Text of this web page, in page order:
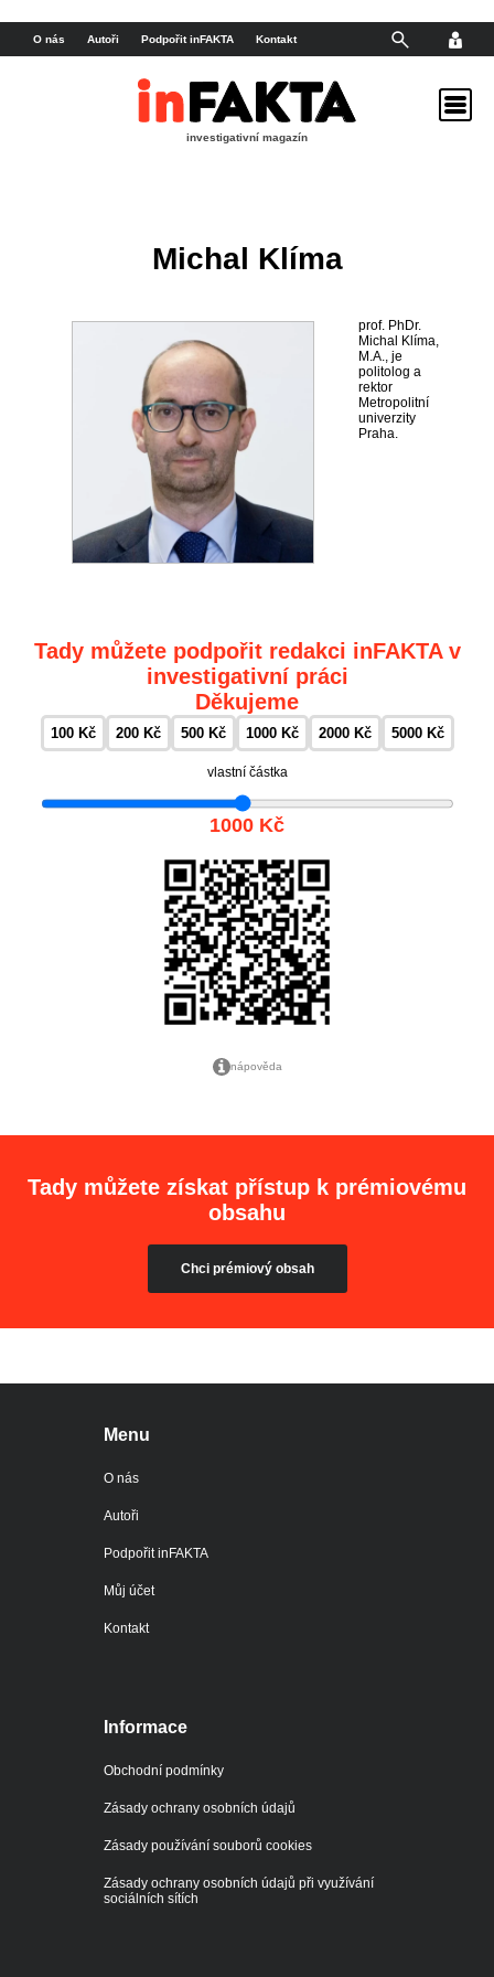
Michal Klíma
prof. PhDr.
Michal Klíma,
M.A., je
politolog a
rektor
Metropolitní
univerzity
Praha.
investigativní magazín
O nás Autoři Podpořit inFAKTA Kontakt
Tady můžete podpořit redakci inFAKTA v
investigativní práci
Děkujeme
100 Kč 200 Kč 500 Kč 1000 Kč 2000 Kč 5000 Kč
vlastní částka
1000 Kč
nápověda
Tady můžete získat přístup k prémiovému
obsahu
Chci prémiový obsah
Menu
O nás
Autoři
Podpořit inFAKTA
Můj účet
Kontakt
Informace
Obchodní podmínky
Zásady ochrany osobních údajů
Zásady používání souborů cookies
Zásady ochrany osobních údajů při využívání
sociálních sítích